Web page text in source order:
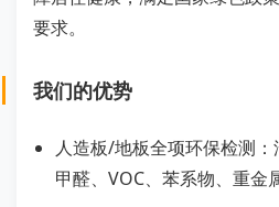
要求。
我们的优势
人造板/地板全项环保检测
甲醛、VOC、苯系物、重金